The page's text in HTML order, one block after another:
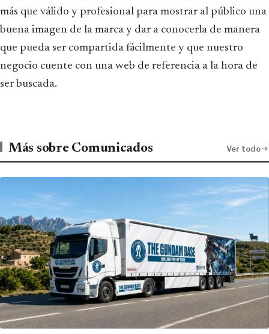
más que válido y profesional para mostrar al público una
buena imagen de la marca y dar a conocerla de manera
que pueda ser compartida fácilmente y que nuestro
negocio cuente con una web de referencia a la hora de
ser buscada.
Más sobre Comunicados Ver todo